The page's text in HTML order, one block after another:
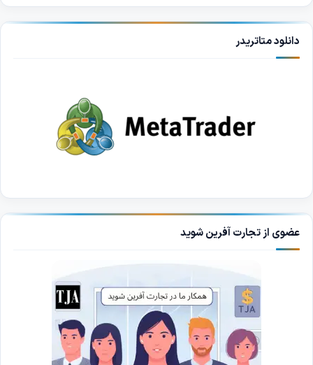
دانلود متاتریدر
عضوی از تجارت آفرین شوید